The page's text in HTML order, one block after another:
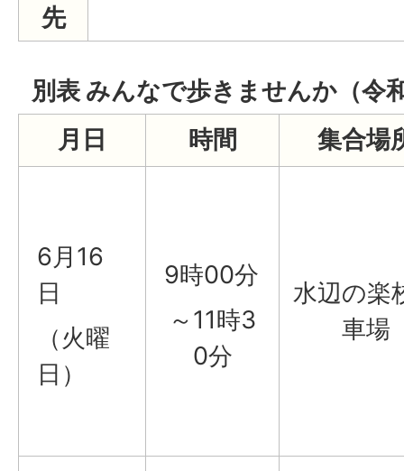
先
別表 みんなで歩きませんか（令
月日
時間 集合場
6月16
日
（火曜
日）
9時00分
～11時3
0分
水辺の楽
車場